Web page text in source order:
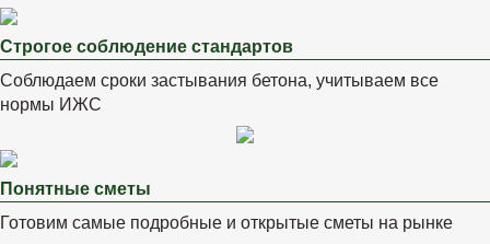
Строгое соблюдение стандартов
Соблюдаем сроки застывания бетона, учитываем все
нормы ИЖС
Понятные сметы
Готовим самые подробные и открытые сметы на рынке